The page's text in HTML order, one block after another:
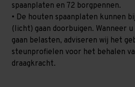
spaanplaten en 72 borgpennen.
• De houten spaanplaten kunnen
(licht) gaan doorbuigen. Wanneer
gaan belasten, adviseren wij het
steunprofielen voor het behalen
draagkracht.